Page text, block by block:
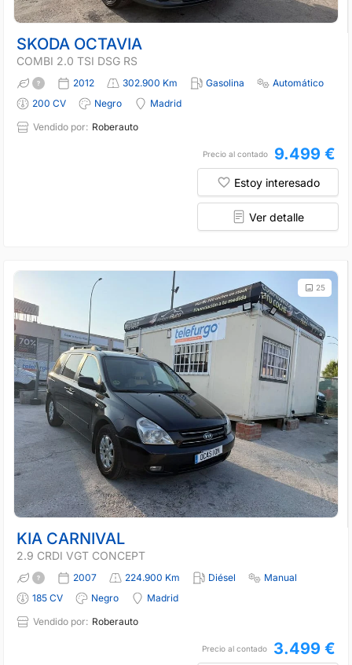
SKODA OCTAVIA
COMBI 2.0 TSI DSG RS
2012 302.900 Km Gasolina
Automático
200 CV
Negro
Madrid
Vendido por: Roberauto
Precio al contado 9.499 €
Estoy interesado
Ver detalle
25
KIA CARNIVAL
2.9 CRDI VGT CONCEPT
2007 224.900 Km Diésel
Manual
185 CV
Negro
Madrid
Vendido por: Roberauto
Precio al contado 3.499 €